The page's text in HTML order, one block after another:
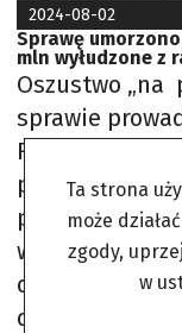
2024-08-02
Sprawę
mln wyłudzone z
Oszustwo „na
sprawie
Radomiu.
prokuratury,
postępowanie
wykryto
dotyczyła
Ta strona
może
zgody,
w